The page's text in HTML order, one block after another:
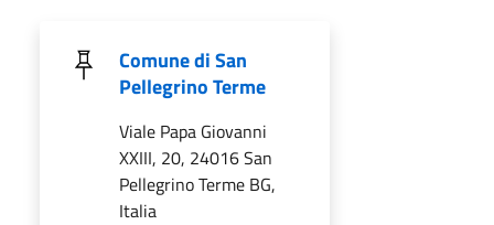
Comune di San
Pellegrino Terme
Viale Papa Giovanni
XXIII, 20, 24016 San
Pellegrino Terme BG,
Italia